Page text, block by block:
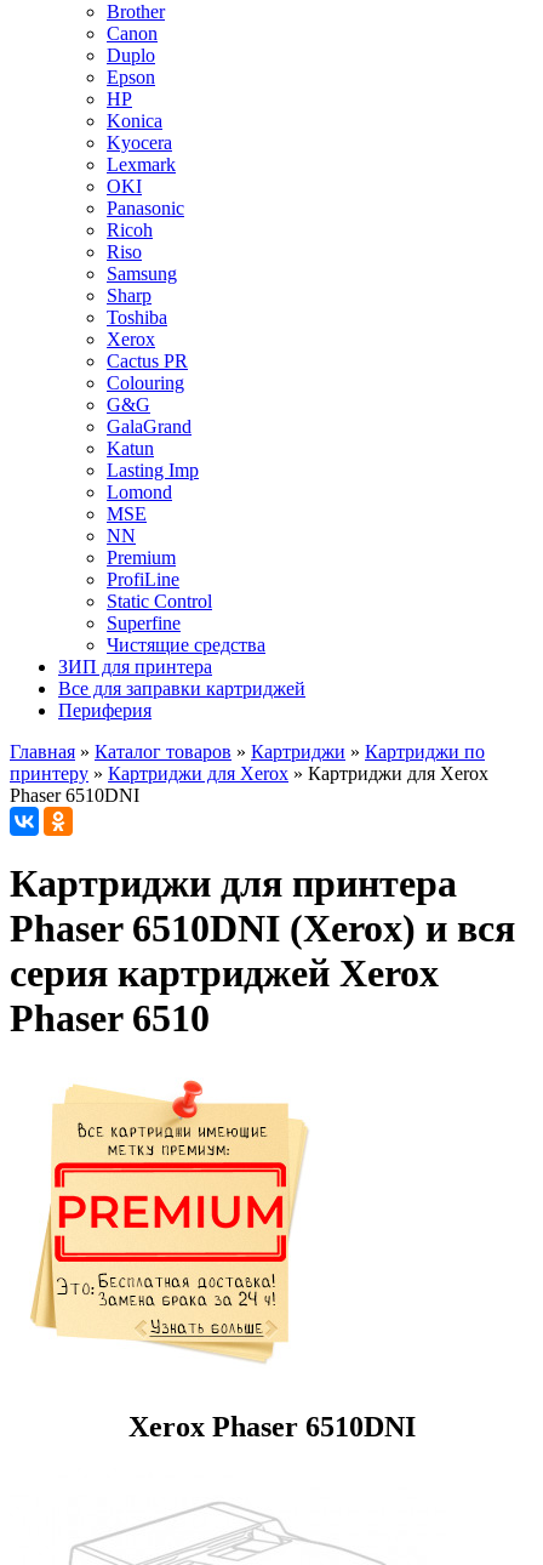
Brother
Canon
Duplo
Epson
HP
Konica
Kyocera
Lexmark
OKI
Panasonic
Ricoh
Riso
Samsung
Sharp
Toshiba
Xerox
Cactus PR
Colouring
G&G
GalaGrand
Katun
Lasting Imp
Lomond
MSE
NN
Premium
ProfiLine
Static Control
Superfine
Чистящие средства
ЗИП для принтера
Все для заправки картриджей
Периферия
Главная » Каталог товаров » Картриджи » Картриджи по
принтеру » Картриджи для Xerox » Картриджи для Xerox
Phaser 6510DNI
Картриджи для принтера
Phaser 6510DNI (Xerox) и вся
серия картриджей Xerox
Phaser 6510
Xerox Phaser 6510DNI